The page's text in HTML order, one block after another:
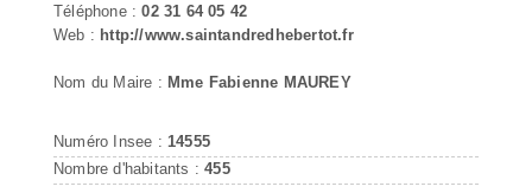
Téléphone :02 31 64 05 42
Web : http://www.saintandredhebertot.fr
Nom du Maire : Mme Fabienne MAUREY
Numéro Insee : 14555
Nombre d'habitants :455